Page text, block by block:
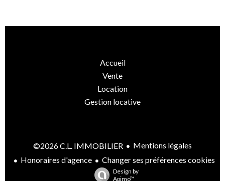
Accueil
Vente
Location
Gestion locative
©2026 C.L. IMMOBILIER
Mentions légales
Honoraires d'agence
Changer ses préférences cookies
Design by
Apimo™